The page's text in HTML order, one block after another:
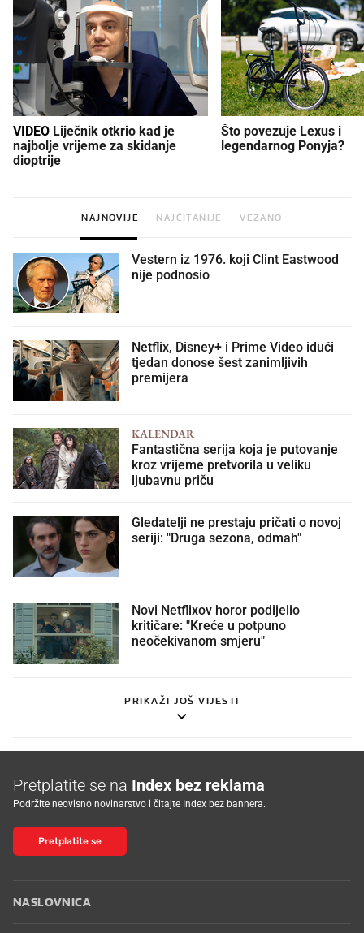
VIDEO
najbolje vrijeme za skidanje
dioptrije
Što povezuje Lexus i
legendarnog Ponyja?
NAJNOVIJE NAJČITANIJE VEZANO
Vestern iz 1976. koji Clint Eastwood
nije podnosio
Netflix, Disney+ i Prime Video idući
tjedan donose šest zanimljivih
premijera
KALENDAR
Fantastična serija koja je putovanje
kroz vrijeme pretvorila u veliku
ljubavnu priču
Gledatelji ne prestaju pričati o novoj
seriji: "Druga sezona, odmah"
Novi Netflixov horor podijelio
kritičare: "Kreće u potpuno
neočekivanom smjeru"
PRIKAŽI JOŠ VIJESTI
Pretplatite se na Index bez reklama
Podržite neovisno novinarstvo i čitajte Index bez bannera.
Pretplatite se
NASLOVNICA